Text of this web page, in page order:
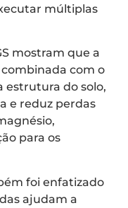
múltiplas
mostram que a
com o
estrutura do solo,
e reduz perdas
para os
foi enfatizado
ajudam a